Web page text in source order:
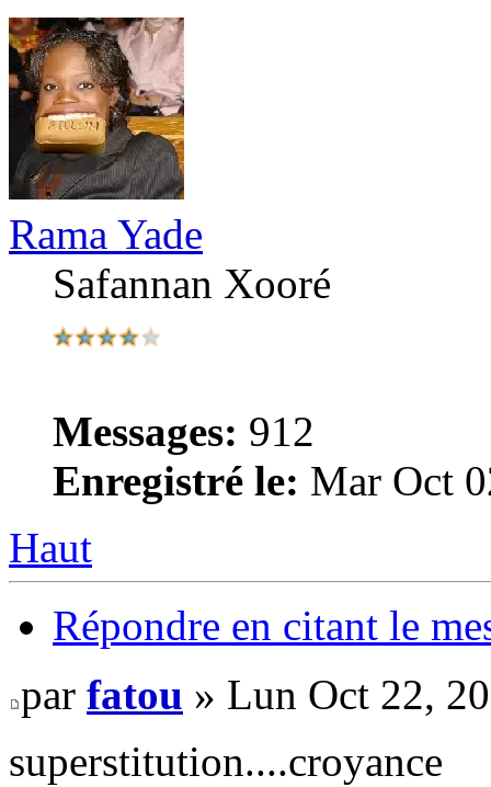
Rama Yade
Safannan Xooré
Messages: 912
Enregistré le: Mar Oct
Haut
Répondre en citant le
par fatou » Lun Oct 22,
superstitution....croyance